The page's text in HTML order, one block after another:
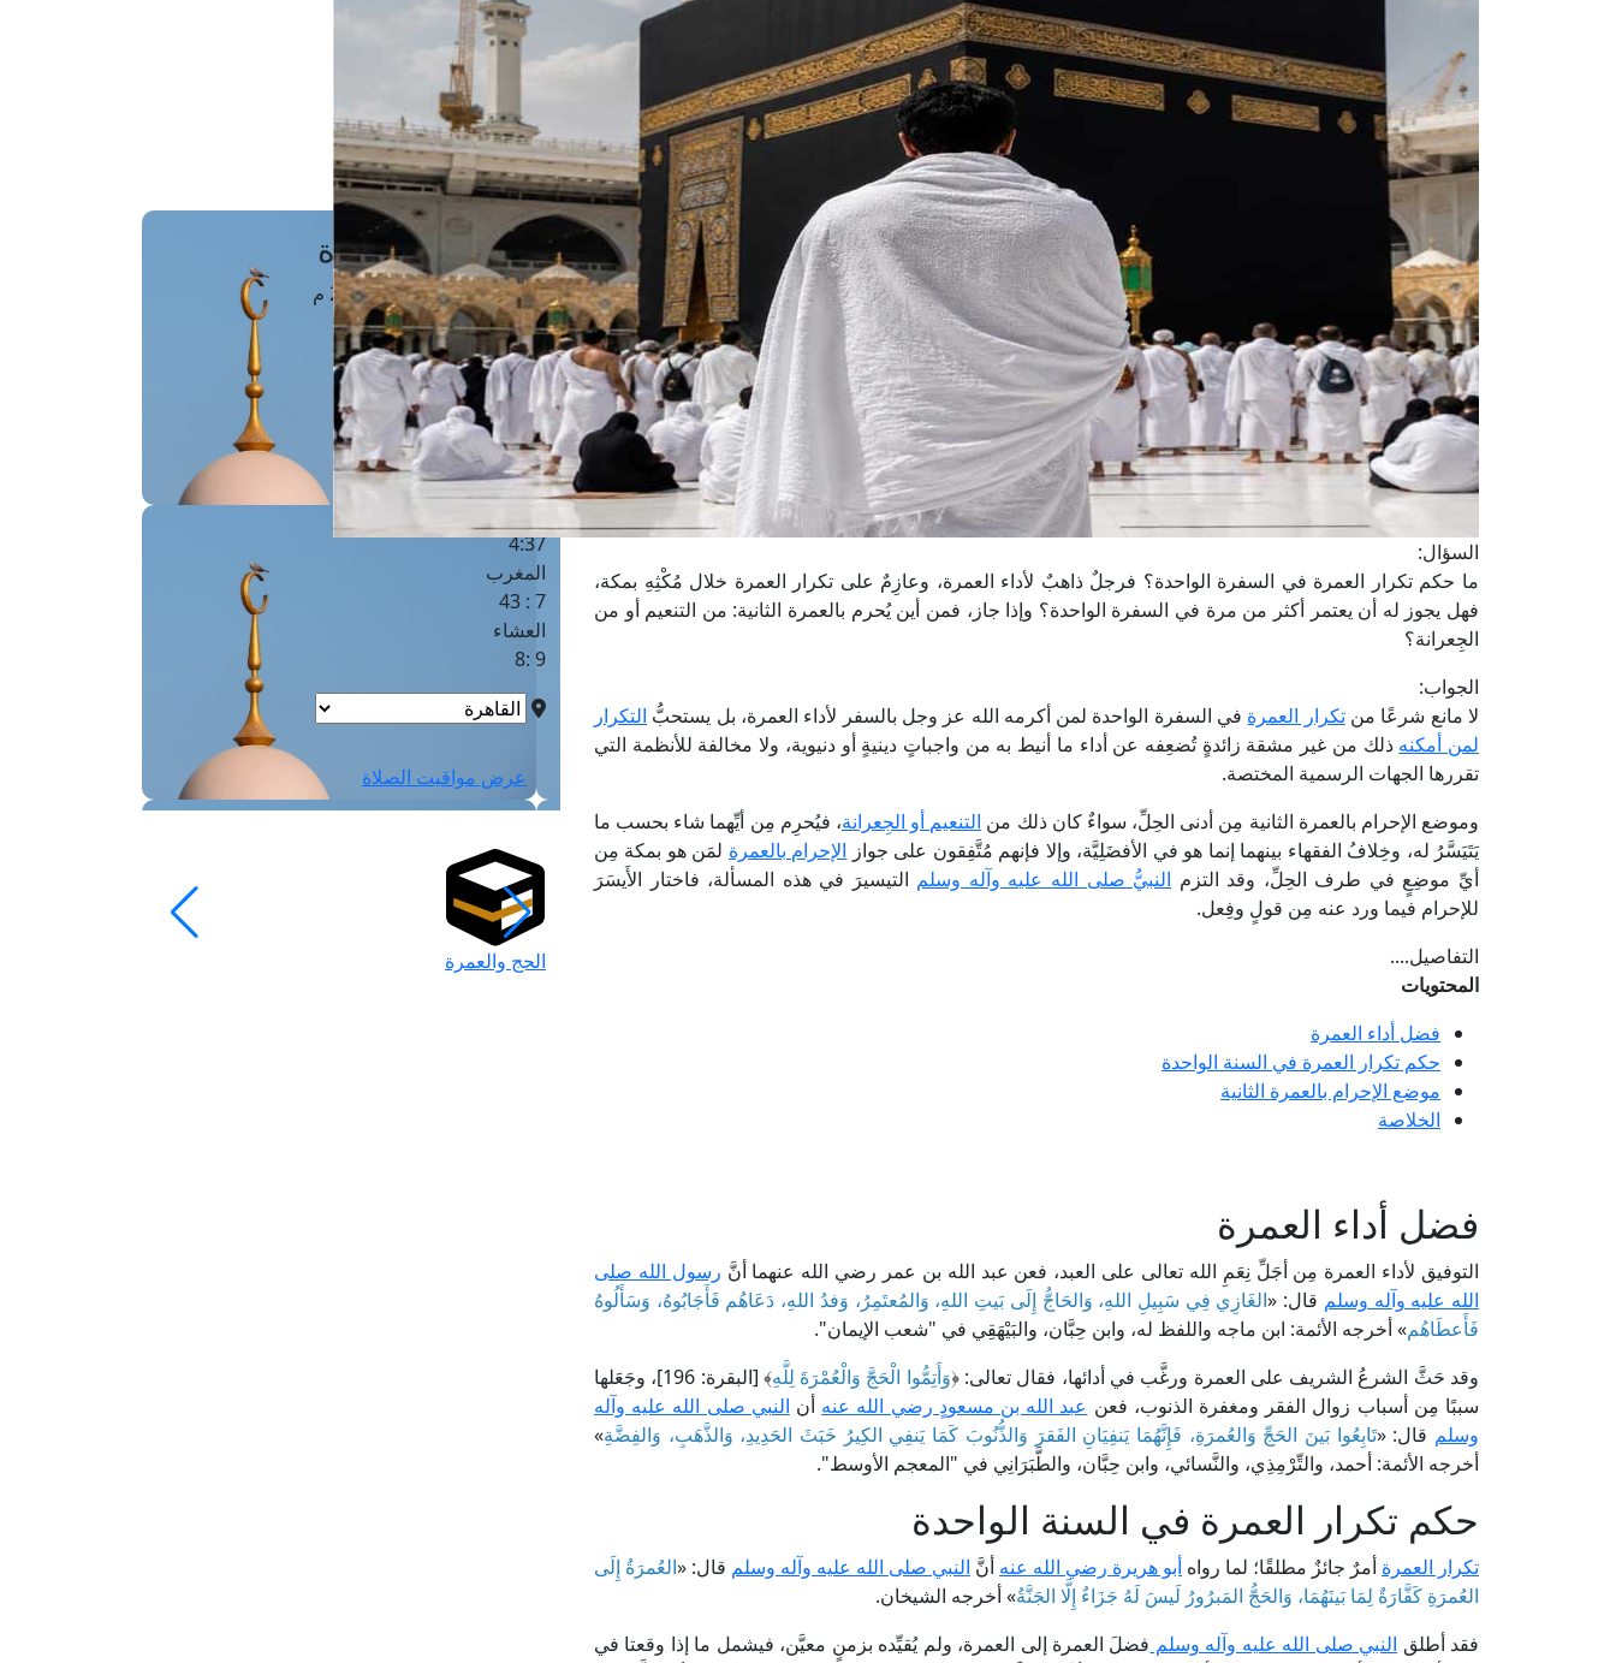
السؤال:
ما حكم تكرار العمرة في السفرة الواحدة؟ فرجلٌ ذاهبٌ لأداء العمرة، وعازِمٌ على تكرار العمرة خلال مُكْثِهِ بمكة،
فهل يجوز له أن يعتمر أكثر من مرة في السفرة الواحدة؟ وإذا جاز، فمن أين يُحرم بالعمرة الثانية: من التنعيم أو من
الجِعرانة؟
الجواب:
لا مانع شرعًا منتكرار العمرة في السفرة الواحدة لمن أكرمه الله عز وجل بالسفر لأداء العمرة، بل يستحبُّ التكرار
لمن أمكنه ذلك من غير مشقة زائدةٍ تُضعِفه عن أداء ما أنيط به من واجباتٍ دينيةٍ أو دنيوية، ولا مخالفة للأنظمة التي
تقررها الجهات الرسمية المختصة.
وموضع الإحرام بالعمرة الثانية مِن أدنى الحِلِّ، سواءٌ كان ذلك من التنعيم أو الجِعرانة، فيُحرِم مِن أيِّهما شاء بحسب ما
يَتَيَسَّرُ له، وخِلافُ الفقهاء بينهما إنما هو في الأفضَلِيَّة، وإلا فإنهم مُتَّفِقون على جواز الإحرام بالعمرة لمَن هو بمكة مِن
أيِّ موضِعٍ في طرف الحِلِّ، وقد التزم النبيُّ صلى الله عليه وآله وسلم التيسيرَ في هذه المسألة، فاختار الأَيسَرَ
للإحرام فيما ورد عنه مِن قولٍ وفِعل.
التفاصيل....
المحتويات
فضل أداء العمرة
حكم تكرار العمرة في السنة الواحدة
موضع الإحرام بالعمرة الثانية
الخلاصة
فضل أداء العمرة
التوفيق لأداء العمرة مِن أجَلِّ نِعَمِ الله تعالى على العبد، فعن عبد الله بن عمر رضي الله عنهما أنَّ رسول الله صلى
الله عليه وآله وسلم قال: «الغَازِي فِي سَبِيلِ اللهِ، وَالحَاجُّ إِلَى بَيتِ اللهِ، وَالمُعتَمِرُ، وَفدُ اللهِ، دَعَاهُم فَأَجَابُوهُ، وَسَأَلُوهُ
فَأَعطَاهُم» أخرجه الأئمة: ابن ماجه واللفظ له، وابن حِبَّان، والبَيْهَقِي في "شعب الإيمان".
وقد حَثَّ الشرعُ الشريف على العمرة ورغَّب في أدائها، فقال تعالى: ﴿وَأَتِمُّوا الْحَجَّ وَالْعُمْرَةَ لِلَّهِ
﴾ [البقرة: 196]، وجَعَلها
سببًا مِن أسباب زوال الفقر ومغفرة الذنوب، فعن عبد الله بن مسعودٍ رضي الله عنه أن النبي صلى الله عليه وآله
وسلم قال: «تَابِعُوا بَينَ الحَجِّ وَالعُمرَةِ، فَإِنَّهُمَا يَنفِيَانِ الفَقرَ وَالذُّنُوبَ كَمَا يَنفِي الكِيرُ خَبَثَ الحَدِيدِ، وَالذَّهَبِ، وَالفِضَّةِ»
أخرجه الأئمة: أحمد، والتِّرْمِذِي، والنَّسائي، وابن حِبَّان، والطَّبَرَانِي في "المعجم الأوسط".
حكم تكرار العمرة في السنة الواحدة
تكرار العمرة أمرٌ جائزٌ مطلقًا؛ لما رواه أبو هريرة رضي الله عنه أنَّ النبي صلى الله عليه وآله وسلم قال: «العُمرَةُ إِلَى
العُمرَةِ كَفَّارَةٌ لِمَا بَينَهُمَا، وَالحَجُّ المَبرُورُ لَيسَ لَهُ جَزَاءٌ إِلَّا الجَنَّةُ» أخرجه الشيخان.
فقد أطلق النبي صلى الله عليه وآله وسلم فضلَ العمرة إلى العمرة، ولم يُقيِّده بزمنٍ معيَّن، فيشمل ما إذا وقعتا في
الفتوى الهاتفية
مَواقِيتُ الصَّـــلاة
القاهرة · 08 أغسطس 2026 م
الفجر
4 :42
الشروق
6 :18
الظهر
1 : 1
4:37
المغرب
7 : 43
العشاء
9 :8
عرض مواقيت الصلاة
الحج والعمرة